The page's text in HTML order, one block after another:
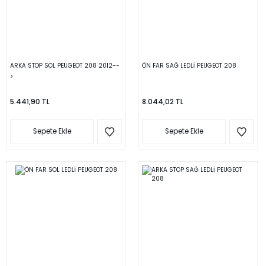
ARKA STOP SOL PEUGEOT 208 2012--
>
5.441,90 TL
Sepete Ekle
ÖN FAR SAĞ LEDLİ PEUGEOT 208
8.044,02 TL
Sepete Ekle